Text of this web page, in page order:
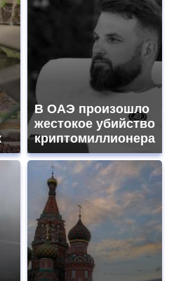
В ОАЭ произошло
жестокое убийство
криптомиллионера